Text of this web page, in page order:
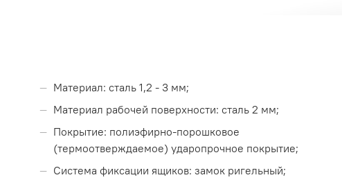
Материал: сталь 1,2 - 3 мм;
Материал рабочей поверхности: сталь 2 мм;
Покрытие: полиэфирно-порошковое
(термоотверждаемое) ударопрочное покрытие;
Система фиксации ящиков: замок ригельный;